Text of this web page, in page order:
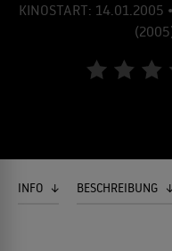
KINOSTART:
INFO BESCHREIBUNG